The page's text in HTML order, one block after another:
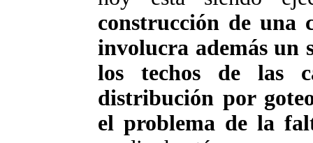
construcción de una
involucra además un
los techos de las
distribución por
el problema de la